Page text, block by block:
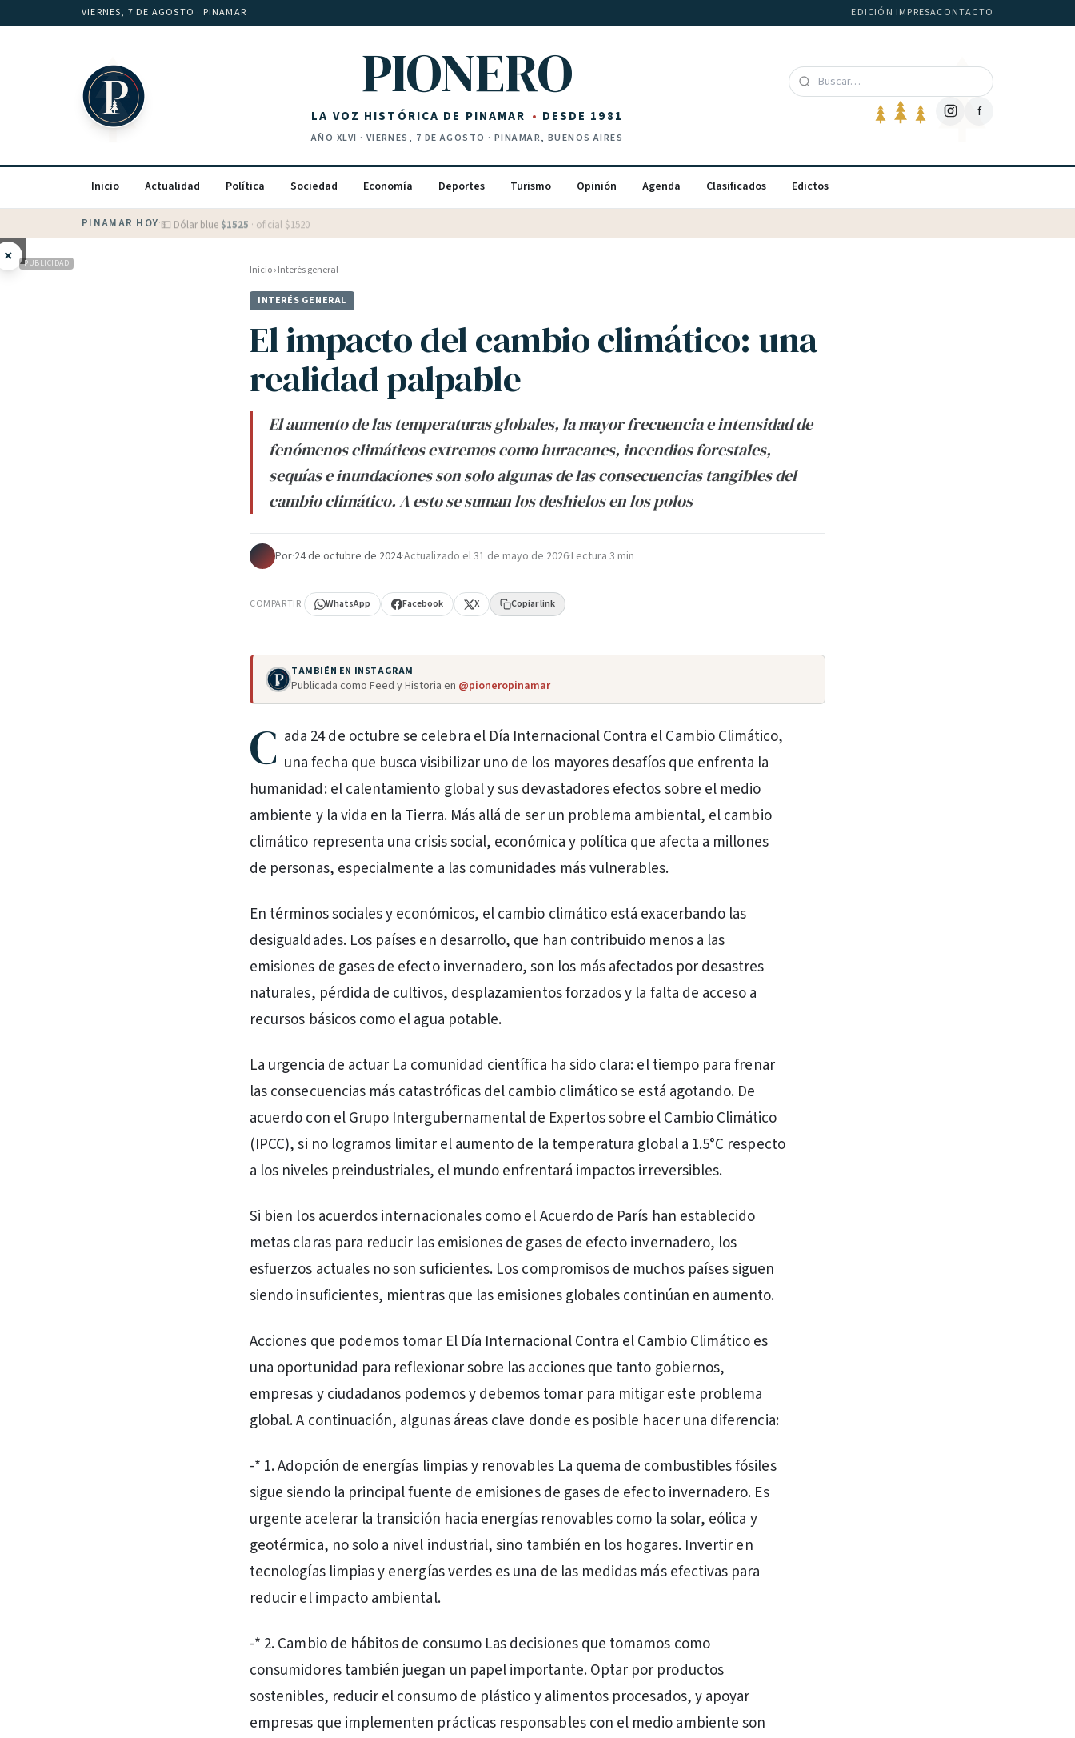
Saltar al contenidoVIERNES, 7 DE AGOSTO · PINAMAR EDICIÓN IMPRESACONTACTO
PIONERO
LA VOZ HISTÓRICA DE PINAMAR DESDE 1981
AÑO XLVI · VIERNES, 7 DE AGOSTO · PINAMAR, BUENOS AIRES
f
Inicio Actualidad Política Sociedad Economía Deportes Turismo Opinión Agenda Clasificados Edictos
PINAMAR HOY·💵 Dólar blue $1525 · oficial $1520
× PUBLICIDAD Inicio›Interés general
INTERÉS GENERAL
El impacto del cambio climático: una
realidad palpable
El aumento de las temperaturas globales, la mayor frecuencia e intensidad de
fenómenos climáticos extremos como huracanes, incendios forestales,
sequías e inundaciones son solo algunas de las consecuencias tangibles del
cambio climático. A esto se suman los deshielos en los polos
Por·24 de octubre de 2024·Actualizado el31 de mayo de 2026·Lectura 3 min
COMPARTIR WhatsApp Facebook X Copiar link
TAMBIÉN EN INSTAGRAM
Publicada como Feed y Historia en @pioneropinamar
C ada 24 de octubre se celebra el Día Internacional Contra el Cambio Climático,
una fecha que busca visibilizar uno de los mayores desafíos que enfrenta la
humanidad: el calentamiento global y sus devastadores efectos sobre el medio
ambiente y la vida en la Tierra. Más allá de ser un problema ambiental, el cambio
climático representa una crisis social, económica y política que afecta a millones
de personas, especialmente a las comunidades más vulnerables.
En términos sociales y económicos, el cambio climático está exacerbando las
desigualdades. Los países en desarrollo, que han contribuido menos a las
emisiones de gases de efecto invernadero, son los más afectados por desastres
naturales, pérdida de cultivos, desplazamientos forzados y la falta de acceso a
recursos básicos como el agua potable.
La urgencia de actuar La comunidad científica ha sido clara: el tiempo para frenar
las consecuencias más catastróficas del cambio climático se está agotando. De
acuerdo con el Grupo Intergubernamental de Expertos sobre el Cambio Climático
(IPCC), si no logramos limitar el aumento de la temperatura global a 1.5°C respecto
a los niveles preindustriales, el mundo enfrentará impactos irreversibles.
Si bien los acuerdos internacionales como el Acuerdo de París han establecido
metas claras para reducir las emisiones de gases de efecto invernadero, los
esfuerzos actuales no son suficientes. Los compromisos de muchos países siguen
siendo insuficientes, mientras que las emisiones globales continúan en aumento.
Acciones que podemos tomar El Día Internacional Contra el Cambio Climático es
una oportunidad para reflexionar sobre las acciones que tanto gobiernos,
empresas y ciudadanos podemos y debemos tomar para mitigar este problema
global. A continuación, algunas áreas clave donde es posible hacer una diferencia:
-* 1. Adopción de energías limpias y renovables La quema de combustibles fósiles
sigue siendo la principal fuente de emisiones de gases de efecto invernadero. Es
urgente acelerar la transición hacia energías renovables como la solar, eólica y
geotérmica, no solo a nivel industrial, sino también en los hogares. Invertir en
tecnologías limpias y energías verdes es una de las medidas más efectivas para
reducir el impacto ambiental.
-* 2. Cambio de hábitos de consumo Las decisiones que tomamos como
consumidores también juegan un papel importante. Optar por productos
sostenibles, reducir el consumo de plástico y alimentos procesados, y apoyar
empresas que implementen prácticas responsables con el medio ambiente son